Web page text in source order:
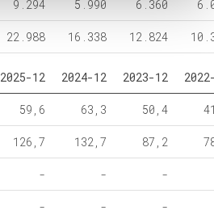
9.294 5.990 6.360
22.988 16.338 12.824
2025-12 2024-12 2023-12
59,6 63,3 50,4
126,7 132,7 87,2
- - -
- - -